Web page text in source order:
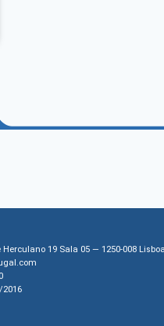
Herculano 19 Sala 05 — 1250-008 Lisboa
2016